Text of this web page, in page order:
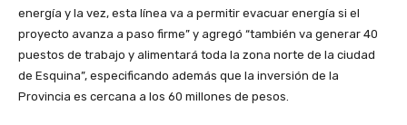
energía y la vez, esta línea va a permitir evacuar energía si el
proyecto avanza a paso firme” y agregó “también va generar 40
puestos de trabajo y alimentará toda la zona norte de la ciudad
de Esquina”, especificando además que la inversión de la
Provincia es cercana a los 60 millones de pesos.